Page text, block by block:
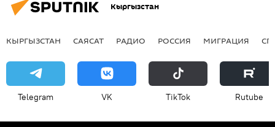
Кыргызстан
КЫРГЫЗСТАН САЯСАТ РАДИО РОССИЯ МИГРАЦИЯ
Telegram VK ТikТоk Rutube